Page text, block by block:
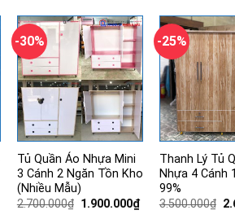
3.500.000₫.
hiện
-30%
Tủ Quần Áo Nhựa Mini
3 Cánh 2 Ngăn Tồn Kho
(Nhiều Mẫu)
2.700.000₫ Giá
1.900.000₫Giá
-25%
Thanh Lý Tủ
Nhựa 4 Cánh
99%
3.500.000₫